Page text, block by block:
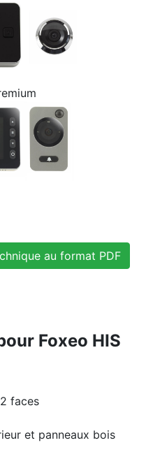
au format PDF
Foxeo HIS
faces
et panneaux bois